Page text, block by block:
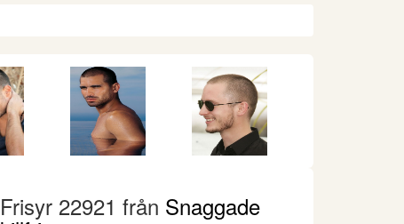
Frisyr 22921 från Snaggade